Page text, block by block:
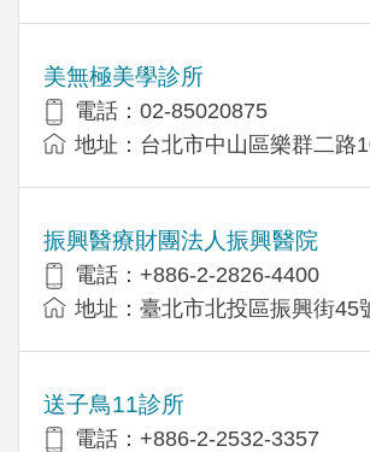
美無極美學診所
電話：02-85020875
地址：台北市中山區樂群二路
振興醫療財團法人振興醫院
電話：+886-2-2826-4400
地址：臺北市北投區振興街45
送子鳥11診所
電話：+886-2-2532-3357